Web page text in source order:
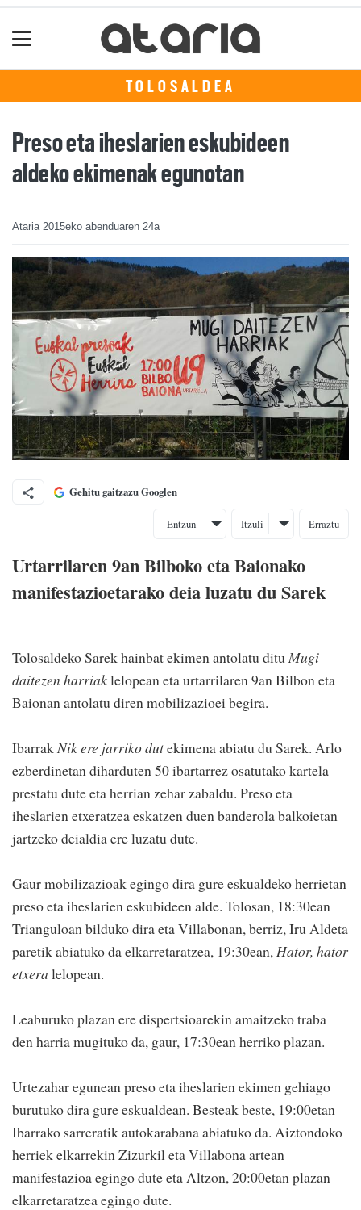
TOLOSALDEA
Preso eta iheslarien eskubideen
aldeko ekimenak egunotan
Ataria 2015eko abenduaren 24a
Gehitu gaitzazu Googlen
Entzun Itzuli Erraztu
Urtarrilaren 9an Bilboko eta Baionako
manifestazioetarako deia luzatu du Sarek
Tolosaldeko Sarek hainbat ekimen antolatu ditu Mugi
daitezen harriaklelopean eta urtarrilaren 9an Bilbon eta
Baionan antolatu diren mobilizazioei begira.
Ibarrak Nik ere jarriko dutekimena abiatu du Sarek. Arlo
ezberdinetan diharduten 50 ibartarrez osatutako kartela
prestatu dute eta herrian zehar zabaldu. Preso eta
iheslarien etxeratzea eskatzen duen banderola balkoietan
jartzeko deialdia ere luzatu dute.
Gaur mobilizazioak egingo dira gure eskualdeko herrietan
preso eta iheslarien eskubideen alde. Tolosan, 18:30ean
Trianguloan bilduko dira eta Villabonan, berriz, Iru Aldeta
paretik abiatuko da elkarretaratzea, 19:30ean, Hator, hator
etxera lelopean.
Leaburuko plazan ere dispertsioarekin amaitzeko traba
den harria mugituko da, gaur, 17:30ean herriko plazan.
Urtezahar egunean preso eta iheslarien ekimen gehiago
burutuko dira gure eskualdean. Besteak beste, 19:00etan
Ibarrako sarreratik autokarabana abiatuko da. Aiztondoko
herriek elkarrekin Zizurkil eta Villabona artean
manifestazioa egingo dute eta Altzon, 20:00etan plazan
elkarretaratzea egingo dute.